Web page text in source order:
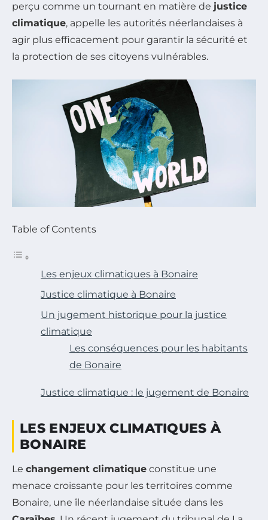
perçu comme un tournant en matière de justice
climatique, appelle les autorités néerlandaises à
agir plus efficacement pour garantir la sécurité et
la protection de ses citoyens vulnérables.
Table of Contents
Les enjeux climatiques à Bonaire
Justice climatique à Bonaire
Un jugement historique pour la justice
climatique
Les conséquences pour les habitants
de Bonaire
Justice climatique : le jugement de Bonaire
LES ENJEUX CLIMATIQUES À
BONAIRE
Le changement climatique constitue une
menace croissante pour les territoires comme
Bonaire, une île néerlandaise située dans les